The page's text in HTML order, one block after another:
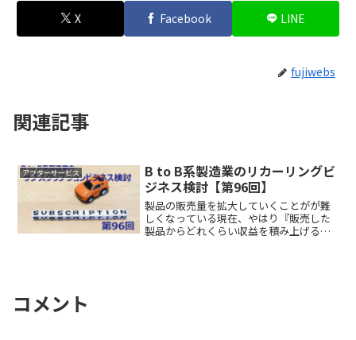
X Facebook LINE
fujiwebs
関連記事
アフターサービス
B to B系製造業のリカーリングビ
ジネス検討【第96回】
製品の販売量を拡大していくことがが難
しくなっている現在、やはり『販売した
製品からどれくらい収益を積み上げるこ
コメント